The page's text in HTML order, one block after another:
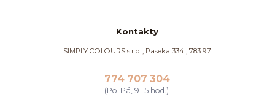
Kontakty
SIMPLY COLOURS s.r.o. , Paseka 334 , 783 97
774 707 304
(Po-Pá, 9-15 hod.)